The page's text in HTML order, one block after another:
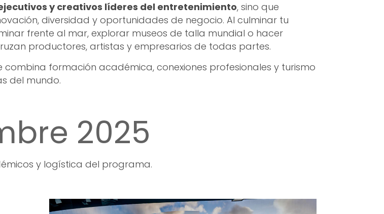
y creativos líderes del entretenimiento, sino que
diversidad y oportunidades de negocio. Al culminar tu
frente al mar, explorar museos de talla mundial o hacer
productores, artistas y empresarios de todas partes.
combina formación académica, conexiones profesionales y turismo
del mundo.
2025
y logística del programa.